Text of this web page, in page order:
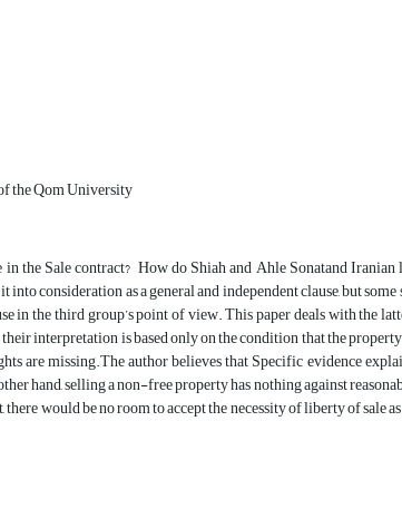
the Qom University
the Sale contract? How do Shiah and Ahle Sonatand
consideration as a general and independent clause, but some
in the third group’s point of view. This paper deals with the
interpretation is based only on the condition that the
are missing.The author believes that Specific evidence
hand, selling a non-free property has nothing against
would be no room to accept the necessity of liberty of sale